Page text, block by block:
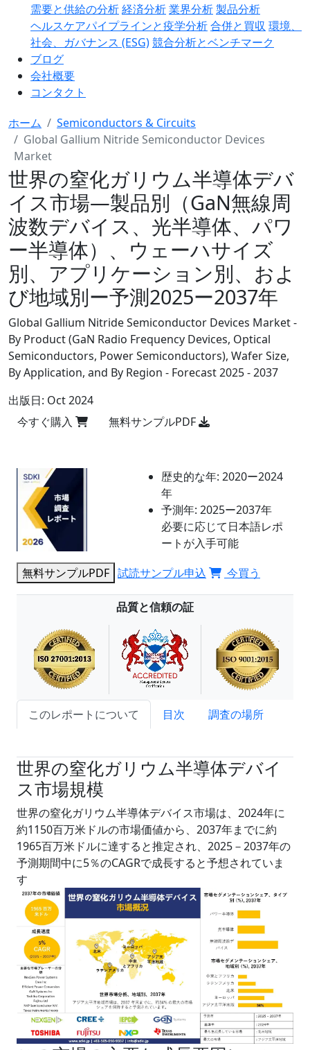
需要と供給の分析経済分析業界分析製品分析
ヘルスケアパイプラインと疫学分析合併と買収 環境、
社会、ガバナンス (ESG)競合分析とベンチマーク
ブログ
会社概要
コンタクト
ホーム
Semiconductors & Circuits
Global Gallium Nitride Semiconductor Devices
Market
世界の窒化ガリウム半導体デバ
イス市場―製品別（GaN無線周
波数デバイス、光半導体、パワ
ー半導体）、ウェーハサイズ
別、アプリケーション別、およ
び地域別ー予測2025ー2037年
Global Gallium Nitride Semiconductor Devices Market -
By Product (GaN Radio Frequency Devices, Optical
Semiconductors, Power Semiconductors), Wafer Size,
By Application, and By Region - Forecast 2025 - 2037
出版日: Oct 2024
今すぐ購入
無料サンプルPDF
歴史的な年: 2020ー2024
年
予測年: 2025ー2037年
必要に応じて日本語レポ
ートが入手可能
無料サンプルPDF 試読サンプル申込 今買う
品質と信頼の証
このレポートについて 目次
調査の場所
世界の窒化ガリウム半導体デバイ
ス市場規模
世界の窒化ガリウム半導体デバイス市場は、2024年に
約1150百万米ドルの市場価値から、2037年までに約
1965百万米ドルに達すると推定され、2025－2037年の
予測期間中に5％のCAGRで成長すると予想されていま
す